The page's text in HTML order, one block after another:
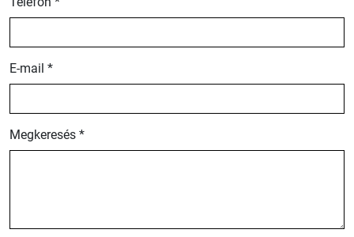
E-mail *
Megkeresés *